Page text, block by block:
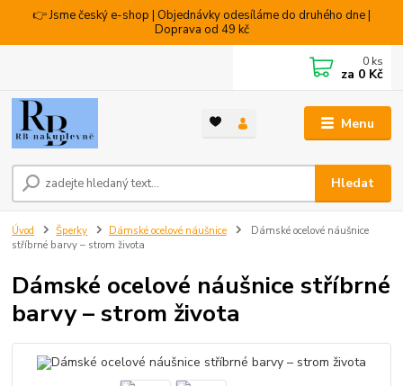
👉 Jsme český e-shop | Objednávky odesíláme do druhého dne |
Doprava od 49 kč
Menu
Hledat
0 ks
za 0 Kč
Úvod Šperky Dámské ocelové náušnice
Dámské ocelové náušnice
stříbrné barvy – strom života
Dámské ocelové náušnice stříbrné
barvy – strom života